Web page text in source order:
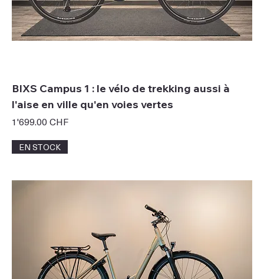
BIXS Campus 1 : le vélo de trekking aussi à
l'aise en ville qu'en voies vertes
Prix
1'699.00 CHF
EN STOCK